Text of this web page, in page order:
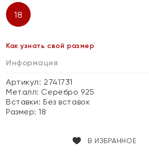
18
Как узнать свой размер
Информация
Артикул: 2741731
Металл: Серебро 925
Вставки:Без вставок
Размер:18
В ИЗБРАННОЕ